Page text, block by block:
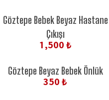
Göztepe Bebek Beyaz Hastane
Çıkışı
1,500 ₺
Göztepe Beyaz Bebek Önlük
350 ₺